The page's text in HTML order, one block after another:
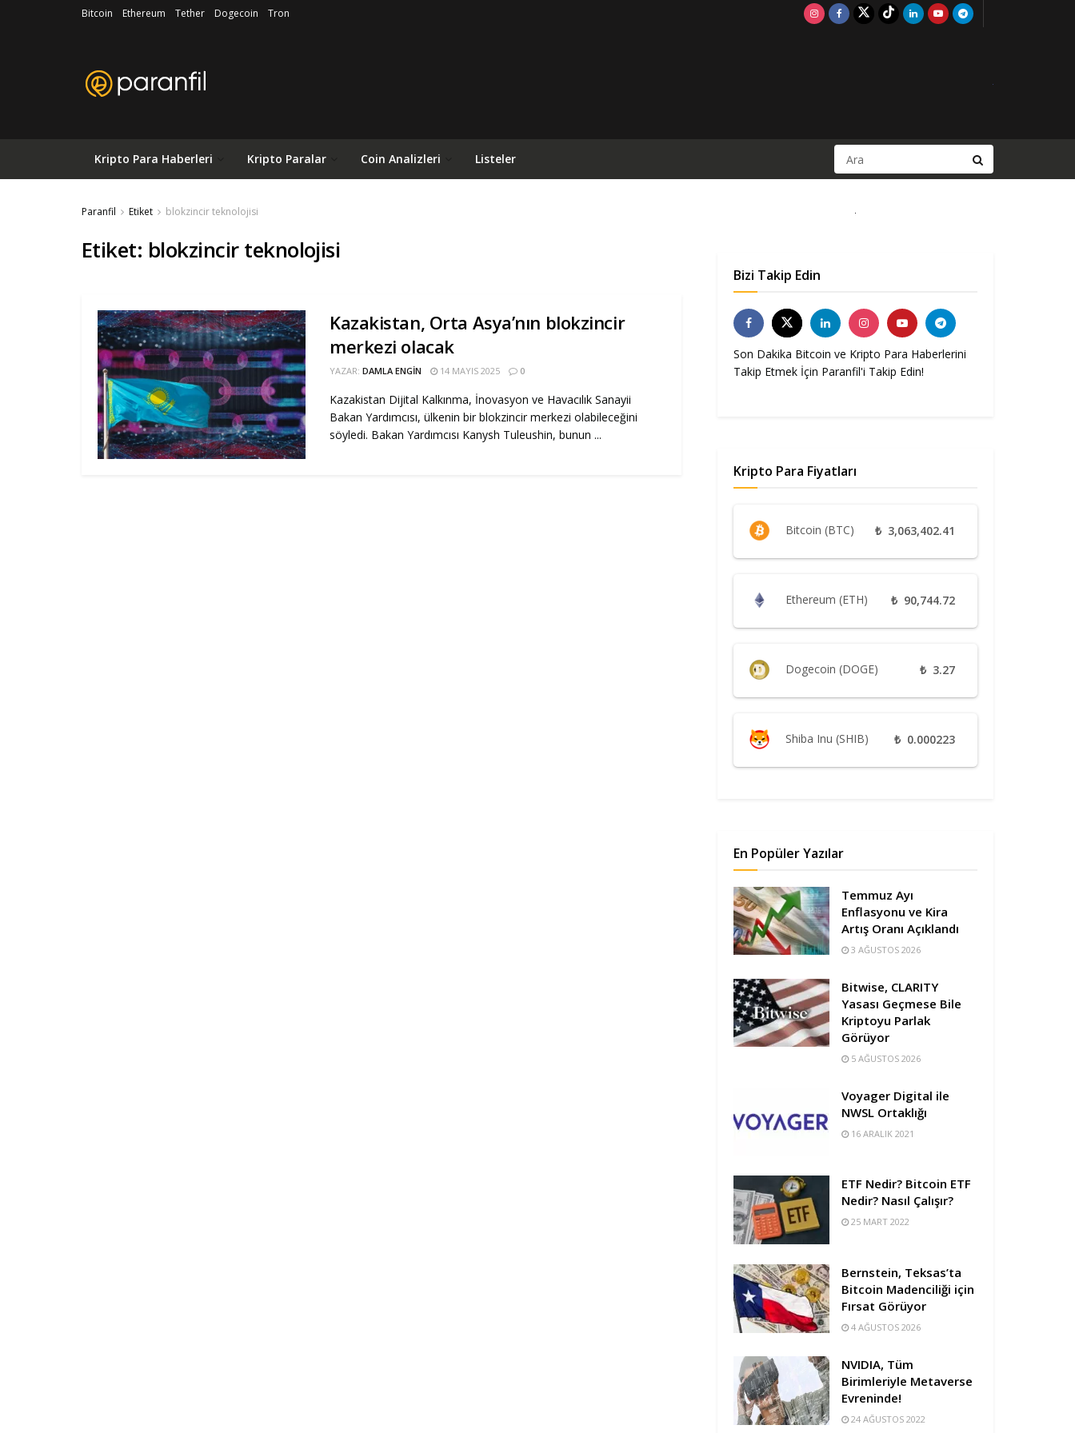
Bitcoin Ethereum Tether Dogecoin Tron
Kripto Para Haberleri Kripto Paralar Coin Analizleri Listeler
Paranfil Etiket blokzincir teknolojisi
Etiket: blokzincir teknolojisi
Kazakistan, Orta Asya’nın blokzincir
merkezi olacak
YAZAR: DAMLA ENGIN 14 MAYIS 2025 0
Kazakistan Dijital Kalkınma, İnovasyon ve Havacılık Sanayii
Bakan Yardımcısı, ülkenin bir blokzincir merkezi olabileceğini
söyledi. Bakan Yardımcısı Kanysh Tuleushin, bunun ...
Bizi Takip Edin
Son Dakika Bitcoin ve Kripto Para Haberlerini
Takip Etmek İçin Paranfil'i Takip Edin!
Kripto Para Fiyatları
Bitcoin (BTC) ₺ 3,063,402.41
Ethereum (ETH) ₺ 90,744.72
Dogecoin (DOGE) ₺ 3.27
Shiba Inu (SHIB) ₺ 0.000223
En Popüler Yazılar
Temmuz Ayı
Enflasyonu ve Kira
Artış Oranı Açıklandı
3 AĞUSTOS 2026
Bitwise, CLARITY
Yasası Geçmese Bile
Kriptoyu Parlak
Görüyor
5 AĞUSTOS 2026
Voyager Digital ile
NWSL Ortaklığı
16 ARALIK 2021
ETF Nedir? Bitcoin ETF
Nedir? Nasıl Çalışır?
25 MART 2022
Bernstein, Teksas’ta
Bitcoin Madenciliği için
Fırsat Görüyor
4 AĞUSTOS 2026
NVIDIA, Tüm
Birimleriyle Metaverse
Evreninde!
24 AĞUSTOS 2022